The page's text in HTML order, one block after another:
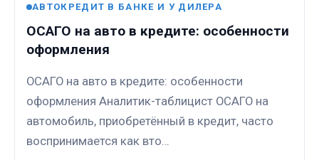
АВТОКРЕДИТ В БАНКЕ И У ДИЛЕРА
ОСАГО на авто в кредите: особенности
оформления
ОСАГО на авто в кредите: особенности
оформления Аналитик-таблицист ОСАГО на
автомобиль, приобретённый в кредит, часто
воспринимается как вто…